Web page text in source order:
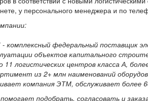
у персонального менеджера и по
комплексный федеральный поставщик
объектов капитального
11 логистических центров класса А,
из 2+ млн наименований
компания ЭТМ, обслуживает более
подобрать, согласовать и